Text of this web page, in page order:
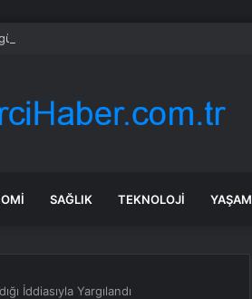
SAĞLIK TEKNOLOJI YAŞAM
İddiasıyla Yargılandı